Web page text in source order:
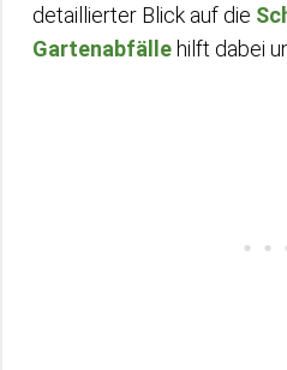
detaillierter Blick auf die
Gartenabfällehilft dabei